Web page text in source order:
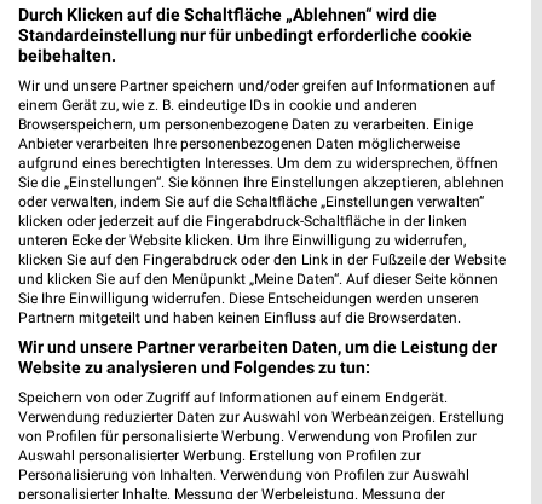
6,6 km
Mega Tage
Gültig bis Fr. 14.08.
4,2 km
Angebote ab 06.08.
Gültig bis Mi. 12.08.
XXXLutz XXXLutz
Durch Klicken auf die Schaltfläche „Ablehnen“ wird die
Standardeinstellung nur für unbedingt erforderliche cookie
beibehalten.
Wir und unsere Partner speichern und/oder greifen auf Informationen auf
einem Gerät zu, wie z. B. eindeutige IDs in cookie und anderen
Browserspeichern, um personenbezogene Daten zu verarbeiten. Einige
Anbieter verarbeiten Ihre personenbezogenen Daten möglicherweise
aufgrund eines berechtigten Interesses. Um dem zu widersprechen, öffnen
Sie die „Einstellungen“. Sie können Ihre Einstellungen akzeptieren, ablehnen
oder verwalten, indem Sie auf die Schaltfläche „Einstellungen verwalten“
klicken oder jederzeit auf die Fingerabdruck-Schaltfläche in der linken
unteren Ecke der Website klicken. Um Ihre Einwilligung zu widerrufen,
klicken Sie auf den Fingerabdruck oder den Link in der Fußzeile der Website
und klicken Sie auf den Menüpunkt „Meine Daten“. Auf dieser Seite können
Sie Ihre Einwilligung widerrufen. Diese Entscheidungen werden unseren
Partnern mitgeteilt und haben keinen Einfluss auf die Browserdaten.
Wir und unsere Partner verarbeiten Daten, um die Leistung der
Website zu analysieren und Folgendes zu tun:
Speichern von oder Zugriff auf Informationen auf einem Endgerät.
Verwendung reduzierter Daten zur Auswahl von Werbeanzeigen. Erstellung
von Profilen für personalisierte Werbung. Verwendung von Profilen zur
Auswahl personalisierter Werbung. Erstellung von Profilen zur
Personalisierung von Inhalten. Verwendung von Profilen zur Auswahl
personalisierter Inhalte. Messung der Werbeleistung. Messung der